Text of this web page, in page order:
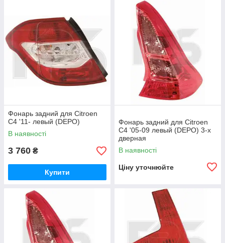
Фонарь задний для Citroen
C4 '11- левый (DEPO)
В наявності
3 760 ₴
Купити
Фонарь задний для Citroen
C4 '05-09 левый (DEPO) 3-х
дверная
В наявності
Ціну уточнюйте